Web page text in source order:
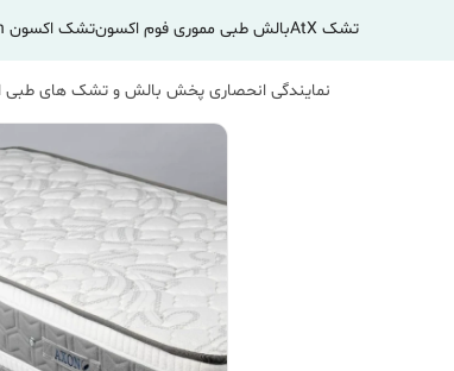
تشک AtX بالش طبی مموری فوم اکسونتشک اکسون axon
نمایندگی انحصاری پخش بالش و تشک های طبی